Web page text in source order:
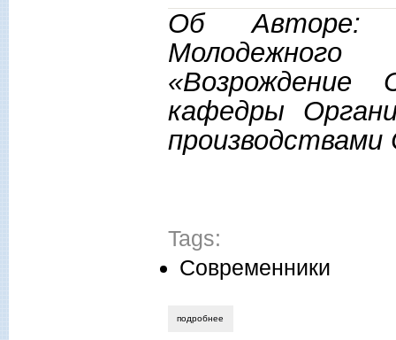
Об Авторе:
Молодежного
«Возрождение
кафедры
производствами
Tags:
Современники
подробнее